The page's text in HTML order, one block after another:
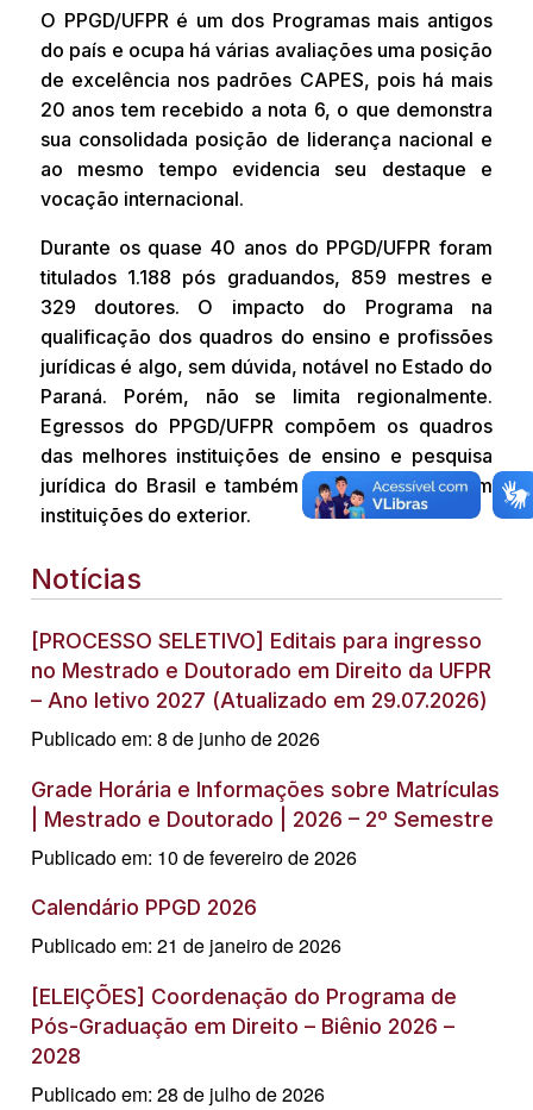
O PPGD/UFPR é um dos Programas mais antigos
do país e ocupa há várias avaliações uma posição
de excelência nos padrões CAPES, pois há mais
20 anos tem recebido a nota 6, o que demonstra
sua consolidada posição de liderança nacional e
ao mesmo tempo evidencia seu destaque e
vocação internacional.
Durante os quase 40 anos do PPGD/UFPR foram
titulados 1.188 pós graduandos, 859 mestres e
329 doutores. O impacto do Programa na
qualificação dos quadros do ensino e profissões
jurídicas é algo, sem dúvida, notável no Estado do
Paraná. Porém, não se limita regionalmente.
Egressos do PPGD/UFPR compõem os quadros
das melhores instituições de ensino e pesquisa
jurídica do Brasil e também estão presentes em
instituições do exterior.
Notícias
[PROCESSO SELETIVO] Editais para ingresso
no Mestrado e Doutorado em Direito da UFPR
– Ano letivo 2027 (Atualizado em 29.07.2026)
Publicado em: 8 de junho de 2026
Grade Horária e Informações sobre Matrículas
| Mestrado e Doutorado | 2026 – 2º Semestre
Publicado em: 10 de fevereiro de 2026
Calendário PPGD 2026
Publicado em: 21 de janeiro de 2026
[ELEIÇÕES] Coordenação do Programa de
Pós-Graduação em Direito – Biênio 2026 –
2028
Publicado em: 28 de julho de 2026